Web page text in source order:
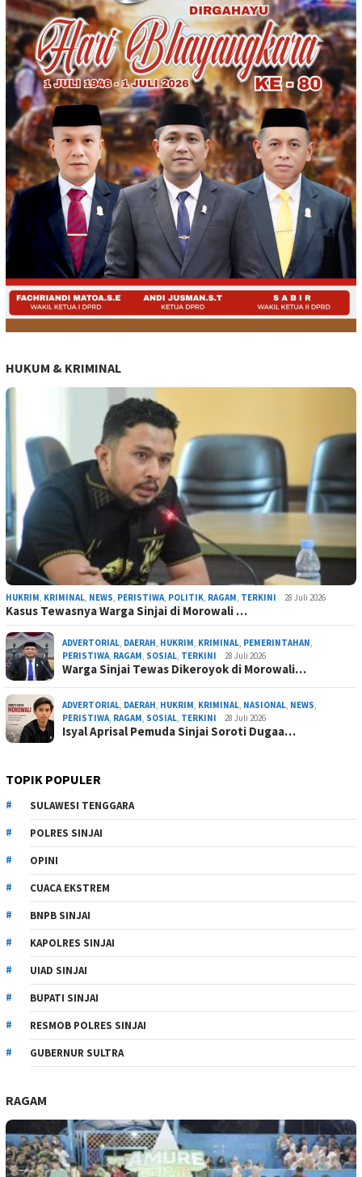
HUKUM & KRIMINAL
HUKRIM, KRIMINAL, NEWS, PERISTIWA, POLITIK, RAGAM, TERKINI 28 Juli 2026
Kasus Tewasnya Warga Sinjai di Morowali …
ADVERTORIAL, DAERAH, HUKRIM, KRIMINAL, PEMERINTAHAN,
PERISTIWA, RAGAM, SOSIAL, TERKINI 28 Juli 2026
Warga Sinjai Tewas Dikeroyok di Morowali…
ADVERTORIAL, DAERAH, HUKRIM, KRIMINAL, NASIONAL, NEWS,
PERISTIWA, RAGAM, SOSIAL, TERKINI 28 Juli 2026
Isyal Aprisal Pemuda Sinjai Soroti Dugaa…
TOPIK POPULER
SULAWESI TENGGARA
POLRES SINJAI
OPINI
CUACA EKSTREM
BNPB SINJAI
KAPOLRES SINJAI
UIAD SINJAI
BUPATI SINJAI
RESMOB POLRES SINJAI
GUBERNUR SULTRA
RAGAM